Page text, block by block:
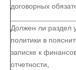
договорных
Должен ли раздел
политики в
записке к
отчетности,